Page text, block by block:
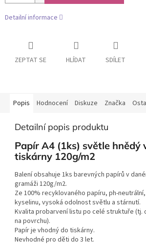
Detailní informace
ZEPTAT SE HLÍDAT SDÍLET
Popis Hodnocení Diskuze Značka
Detailní popis produktu
Papír A4 (1ks) světle hnědý
tiskárny 120g/m2
Balení obsahuje 1ks barevných papírů v
gramáži 120g/m2.
Ze 100% recyklovaného papíru, ph-
kyselinu, vysoká odolnost světlu a stárnutí.
Kvalita probarvení listu po celé struktuře (tj.
na povrchu).
Papír je vhodný do tiskárny.
Nevhodné pro děti do 3 let.